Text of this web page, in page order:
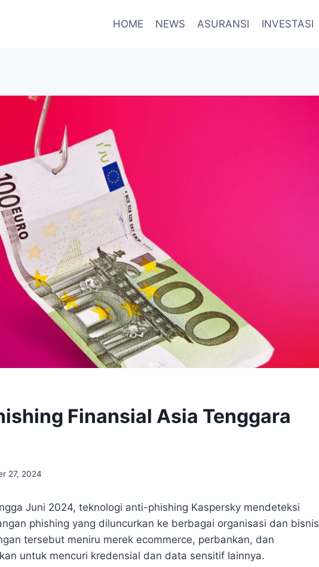
HOME NEWS ASURANSI INVESTASI
Finansial Asia Tenggara
27, 2024
Juni 2024, teknologi anti-phishing Kaspersky mendeteksi
phishing yang diluncurkan ke berbagai organisasi dan bisnis
tersebut meniru merek ecommerce, perbankan, dan
untuk mencuri kredensial dan data sensitif lainnya.